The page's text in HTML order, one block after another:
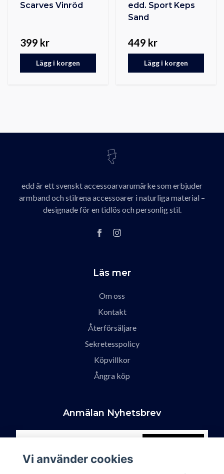
Scarves Vinröd
399 kr
Lägg i korgen
edd. Sport Keps
Sand
449 kr
Lägg i korgen
edd är ett svenskt accessoarvarumärke som erbjuder
armband och stilrena accessoarer i naturliga material –
designade för en tidlös och personlig stil.
Läs mer
Om oss
Kontakt
Återförsäljare
Sekretesspolicy
Köpvillkor
Ångra köp
Anmälan Nyhetsbrev
Vi använder cookies